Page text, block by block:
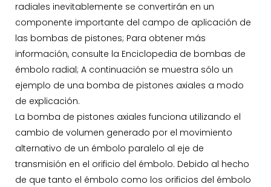
radiales inevitablemente se convertirán en un
componente importante del campo de aplicación de
las bombas de pistones; Para obtener más
información, consulte la Enciclopedia de bombas de
émbolo radial; A continuación se muestra sólo un
ejemplo de una bomba de pistones axiales a modo
de explicación.
La bomba de pistones axiales funciona utilizando el
cambio de volumen generado por el movimiento
alternativo de un émbolo paralelo al eje de
transmisión en el orificio del émbolo. Debido al hecho
de que tanto el émbolo como los orificios del émbolo